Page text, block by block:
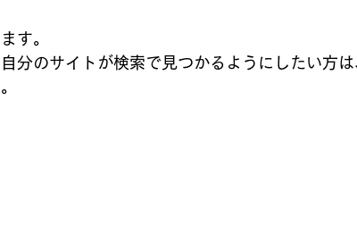
す。
分のサイトが検索で見つかるようにしたい方は